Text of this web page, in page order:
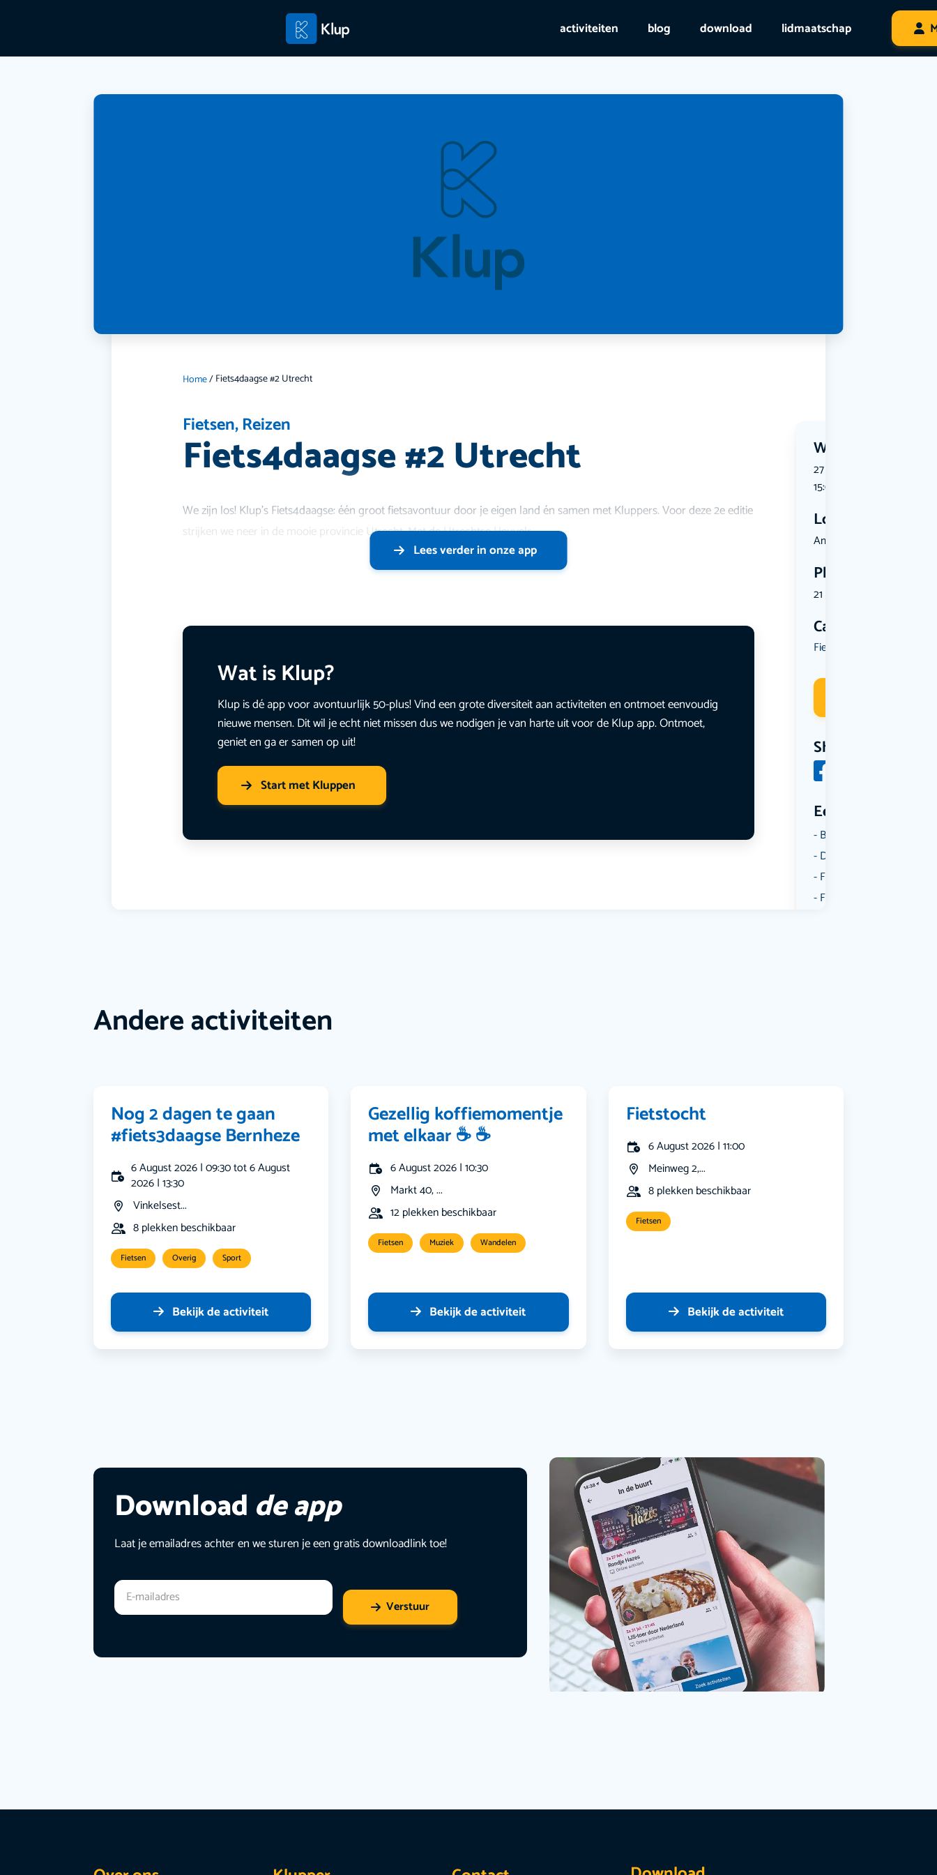
activiteiten blog download lidmaatschap
Home/Fiets4daagse #2 Utrecht
Fietsen,Reizen
Fiets4daagse #2 Utrecht Wanneer?
27 July 2026 | 15:00 tot 31
15:00
Locatie
Amersfoort...
Plekken
21 plekken beschikbaar
Categorie
Fietsen
Share
Een aantal
Borrelen
Dansen
Fietsen
Film
We zijn los! Klup’s Fiets4daagse: één groot fietsavontuur door je eigen land én samen met Kluppers. Voor deze 2e editie
strijken we neer in de mooie provincie Utrecht. Met de Utrechtse Heuvelr
Lees verder in onze app
Wat is Klup?
Klup is dé app voor avontuurlijk 50-plus! Vind een grote diversiteit aan activiteiten en ontmoet eenvoudig
nieuwe mensen. Dit wil je echt niet missen dus we nodigen je van harte uit voor de Klup app. Ontmoet,
geniet en ga er samen op uit!
Start met Kluppen
Andere activiteiten
Nog 2 dagen te gaan
#fiets3daagse Bernheze
6 August 2026 | 09:30 tot 6 August
2026 | 13:30
Vinkelsest...
8 plekken beschikbaar
Fietsen Overig Sport
Bekijk de activiteit
Gezellig koffiemomentje
met elkaar ☕️ ☕️
6 August 2026 | 10:30
Markt 40, ...
12 plekken beschikbaar
Fietsen Muziek Wandelen
Bekijk de activiteit
Fietstocht
6 August 2026 | 11:00
Meinweg 2,...
8 plekken beschikbaar
Fietsen
Bekijk de activiteit
Download de app
Laat je emailadres achter en we sturen je een gratis downloadlink toe!
Verstuur